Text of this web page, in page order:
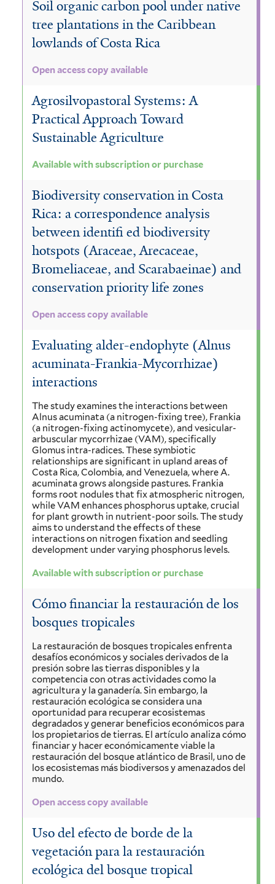
Soil organic carbon pool under native
tree plantations in the Caribbean
lowlands of Costa Rica
Open access copy available
Agrosilvopastoral Systems: A
Practical Approach Toward
Sustainable Agriculture
Available with subscription or purchase
Biodiversity conservation in Costa
Rica: a correspondence analysis
between identifi ed biodiversity
hotspots (Araceae, Arecaceae,
Bromeliaceae, and Scarabaeinae) and
conservation priority life zones
Open access copy available
Evaluating alder-endophyte (Alnus
acuminata-Frankia-Mycorrhizae)
interactions
The study examines the interactions between
Alnus acuminata (a nitrogen-fixing tree), Frankia
(a nitrogen-fixing actinomycete), and vesicular-
arbuscular mycorrhizae (VAM), specifically
Glomus intra-radices. These symbiotic
relationships are significant in upland areas of
Costa Rica, Colombia, and Venezuela, where A.
acuminata grows alongside pastures. Frankia
forms root nodules that fix atmospheric nitrogen,
while VAM enhances phosphorus uptake, crucial
for plant growth in nutrient-poor soils. The study
aims to understand the effects of these
interactions on nitrogen fixation and seedling
development under varying phosphorus levels.
Available with subscription or purchase
Cómo financiar la restauración de los
bosques tropicales
La restauración de bosques tropicales enfrenta
desafíos económicos y sociales derivados de la
presión sobre las tierras disponibles y la
competencia con otras actividades como la
agricultura y la ganadería. Sin embargo, la
restauración ecológica se considera una
oportunidad para recuperar ecosistemas
degradados y generar beneficios económicos para
los propietarios de tierras. El artículo analiza cómo
financiar y hacer económicamente viable la
restauración del bosque atlántico de Brasil, uno de
los ecosistemas más biodiversos y amenazados del
mundo.
Open access copy available
Uso del efecto de borde de la
vegetación para la restauración
ecológica del bosque tropical